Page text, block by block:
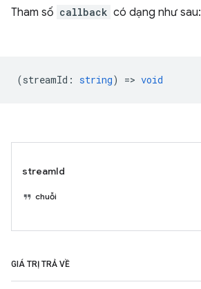
Tham số callback có dạng như sau:
(streamId : string) => void
streamId
chuỗi
GIÁ TRỊ TRẢ VỀ